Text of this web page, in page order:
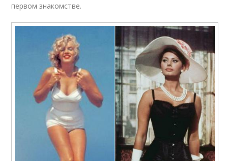
первом знакомстве.